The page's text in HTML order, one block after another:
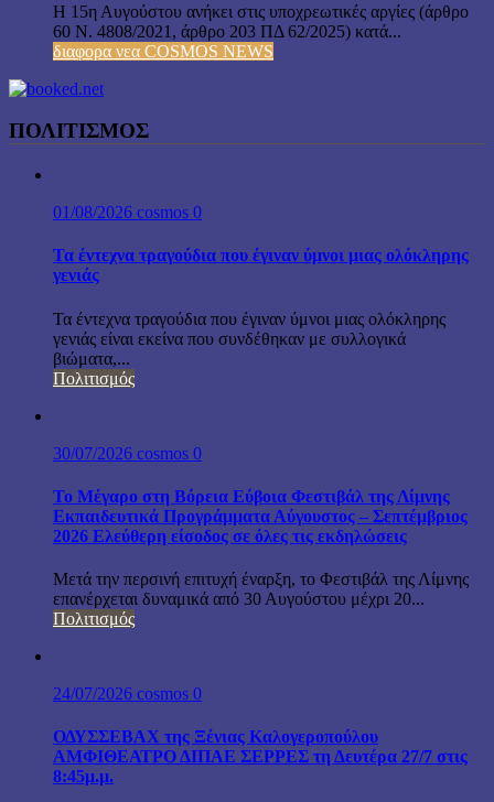
Η 15η Αυγούστου ανήκει στις υποχρεωτικές αργίες (άρθρο
60 Ν. 4808/2021, άρθρο 203 ΠΔ 62/2025) κατά...
διαφορα νεα COSMOS NEWS
ΠΟΛΙΤΙΣΜΟΣ
01/08/2026 cosmos 0
Τα έντεχνα τραγούδια που έγιναν ύμνοι μιας ολόκληρης
γενιάς
Τα έντεχνα τραγούδια που έγιναν ύμνοι μιας ολόκληρης
γενιάς είναι εκείνα που συνδέθηκαν με συλλογικά
βιώματα,...
Πολιτισμός
30/07/2026 cosmos 0
Το Μέγαρο στη Βόρεια Εύβοια Φεστιβάλ της Λίμνης
Εκπαιδευτικά Προγράμματα Αύγουστος – Σεπτέμβριος
2026 Ελεύθερη είσοδος σε όλες τις εκδηλώσεις
Μετά την περσινή επιτυχή έναρξη, το Φεστιβάλ της Λίμνης
επανέρχεται δυναμικά από 30 Αυγούστου μέχρι 20...
Πολιτισμός
24/07/2026 cosmos 0
ΟΔΥΣΣΕΒΑΧ της Ξένιας Καλογεροπούλου
ΑΜΦΙΘΕΑΤΡΟ ΔΙΠΑΕ ΣΕΡΡΕΣ τη Δευτέρα 27/7 στις
8:45μ.μ.